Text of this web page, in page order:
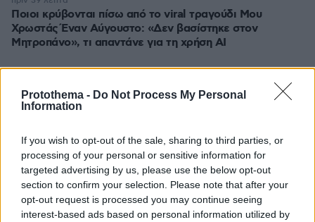
Protothema - Do Not Process My Personal
Information
If you wish to opt-out of the sale, sharing to third parties, or
processing of your personal or sensitive information for
targeted advertising by us, please use the below opt-out
section to confirm your selection. Please note that after your
opt-out request is processed you may continue seeing
interest-based ads based on personal information utilized by
Ποιοι κρύβονται πίσω από το viral τραγούδι Μου
Χρωστάς Έναν Αύγουστο: «Δεν βασίστηκε στον
Μητροπάνο», τι απαντάνε για τη χρήση AI
ΤΑ ΠΙΟ ΔΗΜΟΦΙΛΗ